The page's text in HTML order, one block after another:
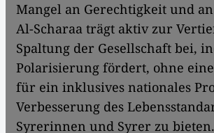
Mangel an Gerechtigkeit und
Al-Scharaa trägt aktiv zur
Spaltung der Gesellschaft bei,
Polarisierung fördert, ohne
für ein inklusives nationales
Verbesserung des
Syrerinnen und Syrer zu bieten.